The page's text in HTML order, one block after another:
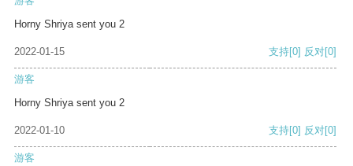
Horny Shriya sent you 2
2022-01-15 支持[0] 反对[0]
游客
Horny Shriya sent you 2
2022-01-10 支持[0] 反对[0]
游客